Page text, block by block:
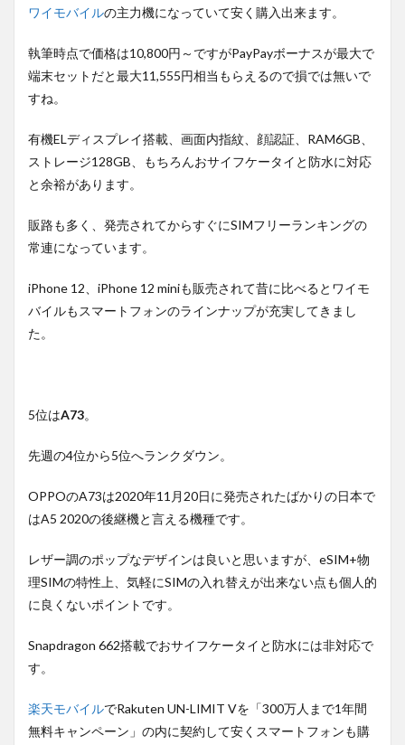
ワイモバイルの主力機になっていて安く購入出来ます。
執筆時点で価格は10,800円～ですがPayPayボーナスが最大で
端末セットだと最大11,555円相当もらえるので損では無いで
すね。
有機ELディスプレイ搭載、画面内指紋、顔認証、RAM6GB、
ストレージ128GB、もちろんおサイフケータイと防水に対応
と余裕があります。
販路も多く、発売されてからすぐにSIMフリーランキングの
常連になっています。
iPhone 12、iPhone 12 miniも販売されて昔に比べるとワイモ
バイルもスマートフォンのラインナップが充実してきまし
た。
5位はA73。
先週の4位から5位へランクダウン。
OPPOのA73は2020年11月20日に発売されたばかりの日本で
はA5 2020の後継機と言える機種です。
レザー調のポップなデザインは良いと思いますが、eSIM+物
理SIMの特性上、気軽にSIMの入れ替えが出来ない点も個人的
に良くないポイントです。
Snapdragon 662搭載でおサイフケータイと防水には非対応で
す。
楽天モバイルでRakuten UN-LIMIT Vを「300万人まで1年間
無料キャンペーン」の内に契約して安くスマートフォンも購